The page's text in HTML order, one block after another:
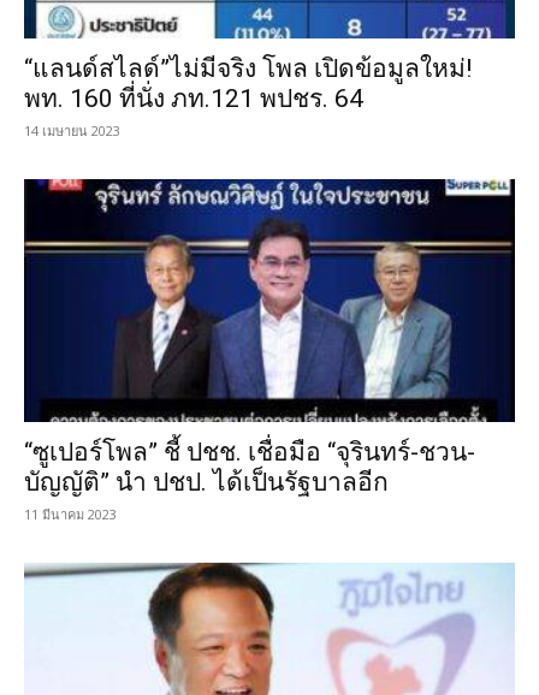
“แลนด์สไลด์”ไม่มีจริง โพล เปิดข้อมูลใหม่!
พท. 160 ที่นั่ง ภท.121 พปชร. 64
14 เมษายน 2023
“ซูเปอร์โพล” ชี้ ปชช. เชื่อมือ “จุรินทร์-ชวน-
บัญญัติ” นำ ปชป. ได้เป็นรัฐบาลอีก
11 มีนาคม 2023